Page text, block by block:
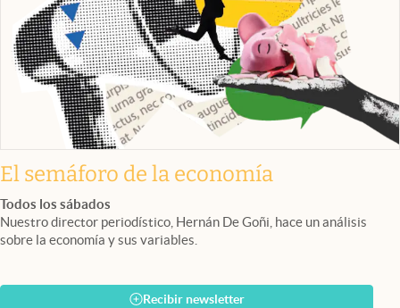
El semáforo de la economía
Todos los sábados
Nuestro director periodístico, Hernán De Goñi, hace un análisis
sobre la economía y sus variables.
Recibir newsletter